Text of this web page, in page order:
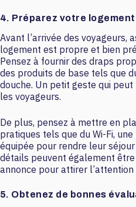
4. Préparez votre logement
Avant l’arrivée des voyageurs,
logement est propre et bien
Pensez à fournir des draps
des produits de base tels que
douche. Un petit geste qui
les voyageurs.
De plus, pensez à mettre en
pratiques tels que du Wi-Fi,
équipée pour rendre leur
détails peuvent également
annonce pour attirer l’attention
5. Obtenez de bonnes